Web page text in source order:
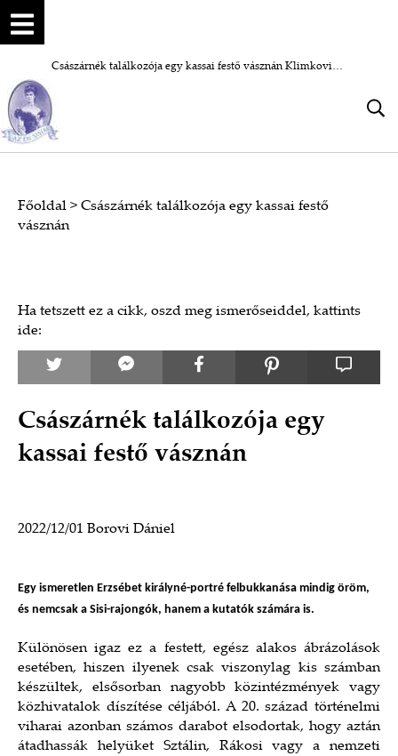
Császárnék találkozója egy kassai festő vásznán Klimkovics Ferenc Erzsébet portréja
Főoldal > Császárnék találkozója egy kassai festő
vásznán
Ha tetszett ez a cikk, oszd meg ismerőseiddel, kattints
ide:
Császárnék találkozója egy
kassai festő vásznán
2022/12/01 Borovi Dániel
Egy ismeretlen Erzsébet királyné-portré felbukkanása mindig öröm,
és nemcsak a Sisi-rajongók, hanem a kutatók számára is.
Különösen igaz ez a festett, egész alakos ábrázolások
esetében, hiszen ilyenek csak viszonylag kis számban
készültek, elsősorban nagyobb közintézmények vagy
közhivatalok díszítése céljából. A 20. század történelmi
viharai azonban számos darabot elsodortak, hogy aztán
átadhassák helyüket Sztálin, Rákosi vagy a nemzeti